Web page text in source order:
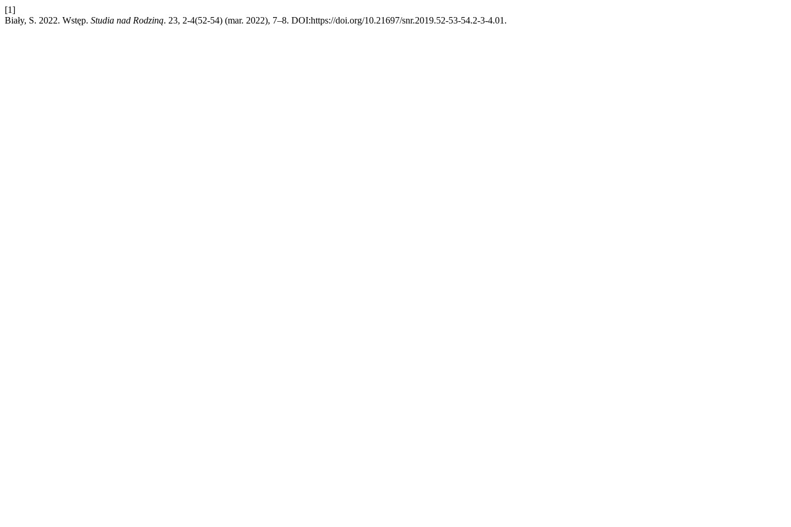
[1]
Biały, S. 2022. Wstęp. Studia nad Rodziną. 23, 2-4(52-54) (mar. 2022), 7–8. DOI:https://doi.org/10.21697/snr.2019.52-53-54.2-3-4.01.